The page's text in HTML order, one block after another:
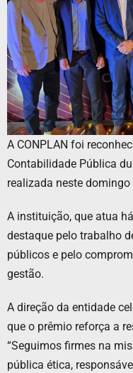
A CONPLAN foi
Contabilidade Pública
realizada neste
A instituição, que atua
destaque pelo trabalho
públicos e pelo
gestão.
A direção da entidade
que o prêmio reforça a
“Seguimos firmes na
pública ética,